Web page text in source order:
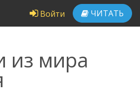
Войти ЧИТАТЬ
из мира